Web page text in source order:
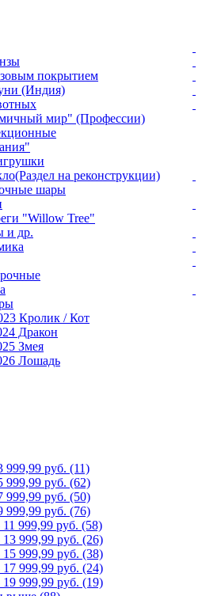
покрытием
(Индия)
мир" (Профессии)
на реконструкции)
шары
"Willow Tree"
и др.
Кролик / Кот
Дракон
Змея
Лошадь
999,99 руб. (11)
999,99 руб. (62)
999,99 руб. (50)
999,99 руб. (76)
11 999,99 руб. (58)
13 999,99 руб. (26)
15 999,99 руб. (38)
17 999,99 руб. (24)
19 999,99 руб. (19)